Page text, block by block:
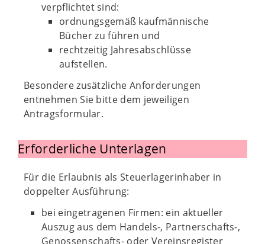
verpflichtet sind:
ordnungsgemäß kaufmännische
Bücher zu führen und
rechtzeitig Jahresabschlüsse
aufstellen.
Besondere zusätzliche Anforderungen
entnehmen Sie bitte dem jeweiligen
Antragsformular.
Erforderliche Unterlagen
Für die Erlaubnis als Steuerlagerinhaber in
doppelter Ausführung:
bei eingetragenen Firmen: ein aktueller
Auszug aus dem Handels-, Partnerschafts-,
Genossenschafts- oder Vereinsregister